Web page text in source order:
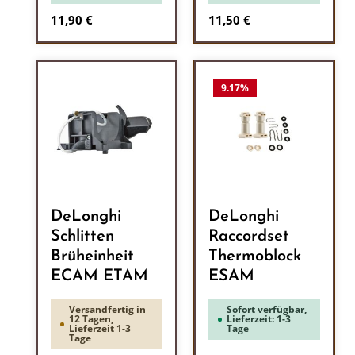
Regulärer Preis:
11,90 € Regulärer Preis:
11,50 €
DeLonghi
Schlitten
Brüheinheit
ECAM ETAM
Versandfertig in
12 Tagen,
Lieferzeit 1-3
Tage
9.17%
DeLonghi
Raccordset
Thermoblock
ESAM
Sofort verfügbar,
Lieferzeit: 1-3
Tage